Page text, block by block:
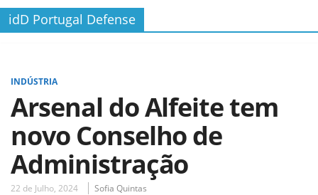
idD Portugal Defense
INDÚSTRIA
Arsenal do Alfeite tem
novo Conselho de
Administração
22 de Julho, 2024 Sofia Quintas